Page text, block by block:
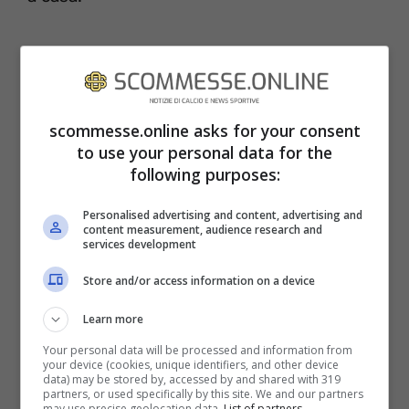
Un caso simile è stato quello diWesley
Sneijder, per un periodo compagno di
Triplete interista, approdò al Galatasaray nel
2013 e vi rimase fino al 2017, collezionando
172 presenze impreziosite da 45 gol, 2
campionati vinti e tantissime altre
soddisfazioni.
scommesse.online asks for your consent
to use your personal data for the
following purposes:
Personalised advertising and content, advertising and
content measurement, audience research and
services development
Store and/or access information on a device
Learn more
Your personal data will be processed and information from
your device (cookies, unique identifiers, and other device
data) may be stored by, accessed by and shared with 319
partners, or used specifically by this site. We and our partners